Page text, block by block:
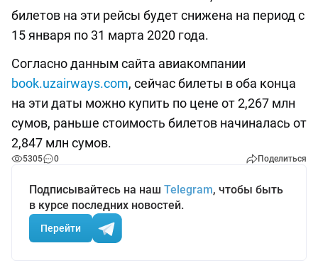
билетов на эти рейсы будет снижена на период с
15 января по 31 марта 2020 года.
Согласно данным сайта авиакомпании
book.uzairways.com, сейчас билеты в оба конца
на эти даты можно купить по цене от 2,267 млн
сумов, раньше стоимость билетов начиналась от
2,847 млн сумов.
5305 0 Поделиться
Подписывайтесь на наш Telegram, чтобы быть
в курсе последних новостей.
Перейти